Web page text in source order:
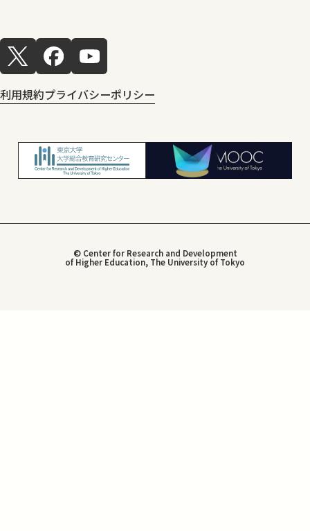
利用規約プライバシーポリシー
© Center for Research and Development
of Higher Education, The University of Tokyo